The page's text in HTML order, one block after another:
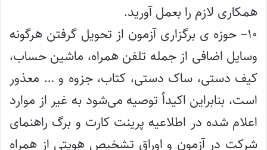
همکاری لازم را بعمل آورید.
۱۰– حوزه ی برگزاری آزمون از تحویل گرفتن هرگونه
وسایل اضافی از جمله تلفن همراه، ماشین حساب،
کیف دستی، ساک دستی، کتاب، جزوه و … معذور
است، بنابراین اکیداً توصیه می‌شود به غیر از موارد
اعلام شده در اطلاعیه پرینت کارت و برگ راهنمای
شرکت در آزمون و اوراق تشخیص هویتی از همراه